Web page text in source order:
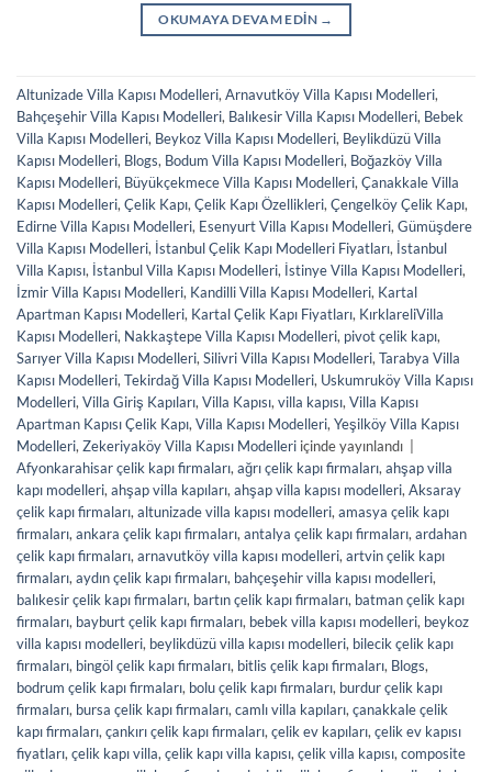
OKUMAYA DEVAM EDIN →
Altunizade Villa Kapısı Modelleri, Arnavutköy Villa Kapısı Modelleri,
Bahçeşehir Villa Kapısı Modelleri, Balıkesir Villa Kapısı Modelleri, Bebek
Villa Kapısı Modelleri, Beykoz Villa Kapısı Modelleri, Beylikdüzü Villa
Kapısı Modelleri, Blogs, Bodum Villa Kapısı Modelleri, Boğazköy Villa
Kapısı Modelleri, Büyükçekmece Villa Kapısı Modelleri, Çanakkale Villa
Kapısı Modelleri, Çelik Kapı, Çelik Kapı Özellikleri, Çengelköy Çelik Kapı,
Edirne Villa Kapısı Modelleri, Esenyurt Villa Kapısı Modelleri, Gümüşdere
Villa Kapısı Modelleri, İstanbul Çelik Kapı Modelleri Fiyatları, İstanbul
Villa Kapısı, İstanbul Villa Kapısı Modelleri, İstinye Villa Kapısı Modelleri,
İzmir Villa Kapısı Modelleri, Kandilli Villa Kapısı Modelleri, Kartal
Apartman Kapısı Modelleri, Kartal Çelik Kapı Fiyatları, KırklareliVilla
Kapısı Modelleri, Nakkaştepe Villa Kapısı Modelleri, pivot çelik kapı,
Sarıyer Villa Kapısı Modelleri, Silivri Villa Kapısı Modelleri, Tarabya Villa
Kapısı Modelleri, Tekirdağ Villa Kapısı Modelleri, Uskumruköy Villa Kapısı
Modelleri, Villa Giriş Kapıları, Villa Kapısı, villa kapısı, Villa Kapısı
Apartman Kapısı Çelik Kapı, Villa Kapısı Modelleri, Yeşilköy Villa Kapısı
Modelleri, Zekeriyaköy Villa Kapısı Modelleri içinde yayınlandı
Afyonkarahisar çelik kapı firmaları, ağrı çelik kapı firmaları, ahşap villa
kapı modelleri, ahşap villa kapıları, ahşap villa kapısı modelleri, Aksaray
çelik kapı firmaları, altunizade villa kapısı modelleri, amasya çelik kapı
firmaları, ankara çelik kapı firmaları, antalya çelik kapı firmaları, ardahan
çelik kapı firmaları, arnavutköy villa kapısı modelleri, artvin çelik kapı
firmaları, aydın çelik kapı firmaları, bahçeşehir villa kapısı modelleri,
balıkesir çelik kapı firmaları, bartın çelik kapı firmaları, batman çelik kapı
firmaları, bayburt çelik kapı firmaları, bebek villa kapısı modelleri, beykoz
villa kapısı modelleri, beylikdüzü villa kapısı modelleri, bilecik çelik kapı
firmaları, bingöl çelik kapı firmaları, bitlis çelik kapı firmaları, Blogs,
bodrum çelik kapı firmaları, bolu çelik kapı firmaları, burdur çelik kapı
firmaları, bursa çelik kapı firmaları, camlı villa kapıları, çanakkale çelik
kapı firmaları, çankırı çelik kapı firmaları, çelik ev kapıları, çelik ev kapısı
fiyatları, çelik kapı villa, çelik kapı villa kapısı, çelik villa kapısı, composite